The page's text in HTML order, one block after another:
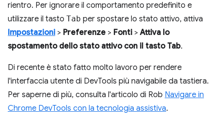
rientro. Per ignorare il comportamento predefinito e
utilizzare il tasto Tab per spostare lo stato attivo, attiva
Impostazioni > Preferenze > Fonti >Attiva lo
spostamento dello stato attivo con il tasto Tab.
Di recente è stato fatto molto lavoro per rendere
l'interfaccia utente di DevTools più navigabile da tastiera.
Per saperne di più, consulta l'articolo di Rob Navigare in
Chrome DevTools con la tecnologia assistiva.